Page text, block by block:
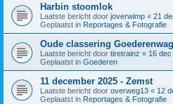
Harbin stoomlok
Laatste bericht door joverwimp « 21
Geplaatst in Reportages & Fotografie
Oude classering
Laatste bericht door tiretrainz « 16
Geplaatst in Goederen
11 december 2025 - Zemst
Laatste bericht door overweg13 « 12
Geplaatst in Reportages & Fotografie